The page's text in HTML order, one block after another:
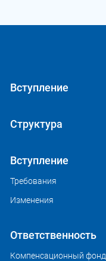
Вступление
Структура
Вступление
Требования
Изменения
Ответственность
Компенсационный фонд